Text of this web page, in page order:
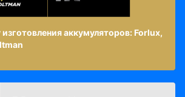
изготовления аккумуляторов: Forlux,